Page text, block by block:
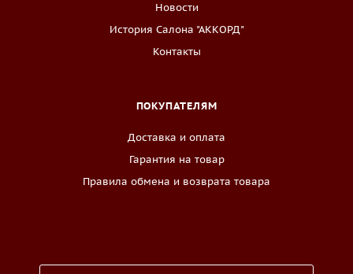
Новости
История Салона "АККОРД"
Контакты
ПОКУПАТЕЛЯМ
Доставка и оплата
Гарантия на товар
Правила обмена и возврата товара